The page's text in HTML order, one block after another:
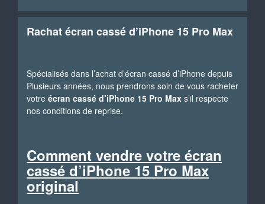
Rachat écran cassé d’iPhone 15 Pro Max
Spécialisés dans l’achat d’écran cassé d’iPhone depuis
Plusieurs années, nous prendrons soin de vous racheter
votre écran cassé d’iPhone 15 Pro Max s’il respecte
nos conditions de reprise.
Comment vendre votre écran
cassé d’iPhone 15 Pro Max
original